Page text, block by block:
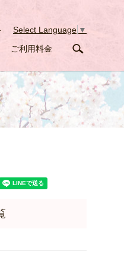
Select Language ▼
ご利用料金